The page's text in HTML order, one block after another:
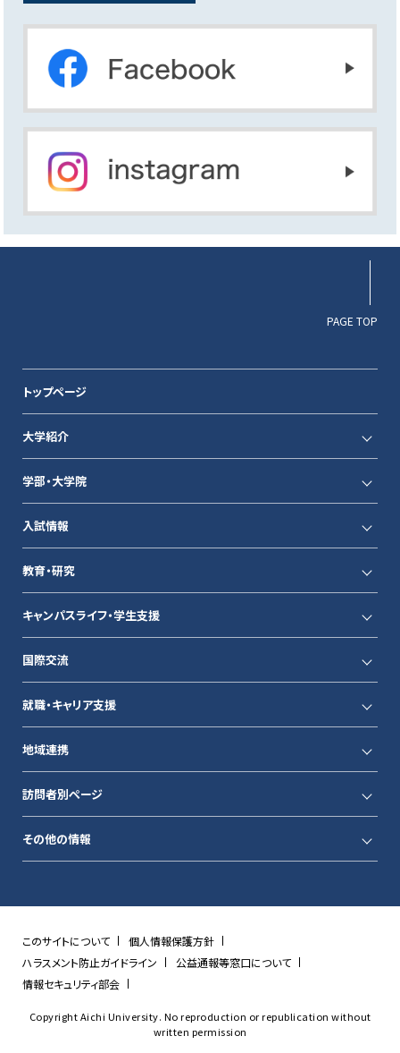
PAGE TOP
トップページ
大学紹介
学部・大学院
入試情報
教育・研究
キャンパスライフ・学生支援
国際交流
就職・キャリア支援
地域連携
訪問者別ページ
その他の情報
このサイトについて
個人情報保護方針
ハラスメント防止ガイドライン
公益通報等窓口について
情報セキュリティ部会
Copyright Aichi University. No reproduction or republication without
written permission